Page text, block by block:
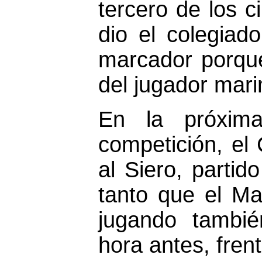
tercero de los
dio el
marcador
del jugador
En la
competición, el
al Siero,
tanto que el
jugando
hora antes,